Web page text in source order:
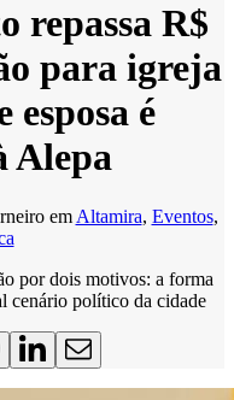
repassa R$
para igreja
esposa é
Alepa
em Altamira, Eventos,
por dois motivos: a forma
cenário político da cidade